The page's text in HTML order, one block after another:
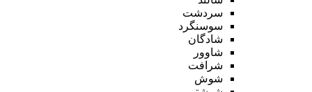
سردشت
سوسنگرد
شادگان
شاوور
شرافت
شوش